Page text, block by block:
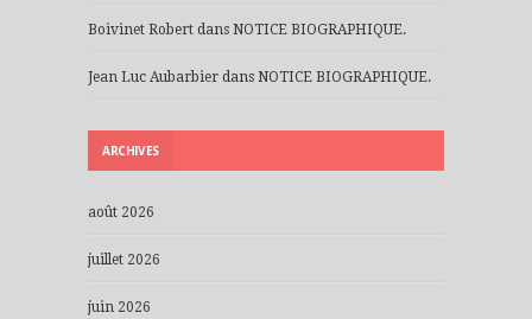
Boivinet Robert dans NOTICE BIOGRAPHIQUE.
Jean Luc Aubarbier dans NOTICE BIOGRAPHIQUE.
ARCHIVES
août 2026
juillet 2026
juin 2026